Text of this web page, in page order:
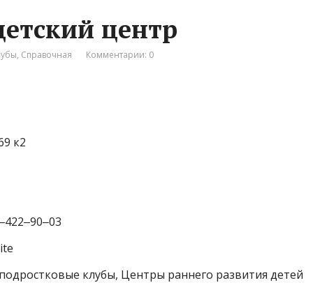
центр
, Справочная Комментарии: 0
к2
клубы, Центры раннего развития детей